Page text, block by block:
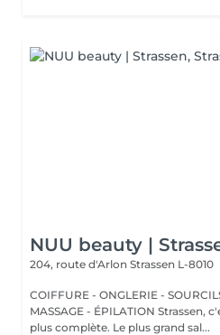
NUU beauty |
204, route d'Arlon Strassen L-8010
COIFFURE - ONGLERIE -
MASSAGE - ÉPILATION Strassen, c'est NUU dans sa version la
plus complète. Le plus grand sal...